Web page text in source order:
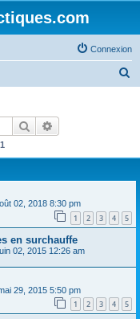
Connexion
e
Rechercher
1
02, 2018 8:30 pm
1 2 3 4 5
en surchauffe
02, 2015 12:26 am
29, 2015 5:50 pm
1 2 3 4 5